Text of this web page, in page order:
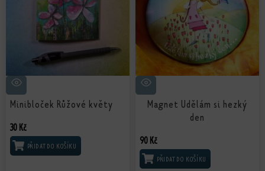
Minibloček Růžové květy
30 Kč
PŘIDAT DO KOŠÍKU
Magnet Udělám si hezký
den
90 Kč
PŘIDAT DO KOŠÍKU